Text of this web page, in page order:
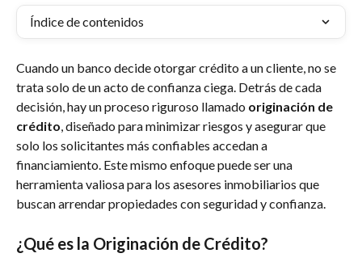
Índice de contenidos
Cuando un banco decide otorgar crédito a un cliente, no se
trata solo de un acto de confianza ciega. Detrás de cada
decisión, hay un proceso riguroso llamado originación de
crédito, diseñado para minimizar riesgos y asegurar que
solo los solicitantes más confiables accedan a
financiamiento. Este mismo enfoque puede ser una
herramienta valiosa para los asesores inmobiliarios que
buscan arrendar propiedades con seguridad y confianza.
¿Qué es la Originación de Crédito?